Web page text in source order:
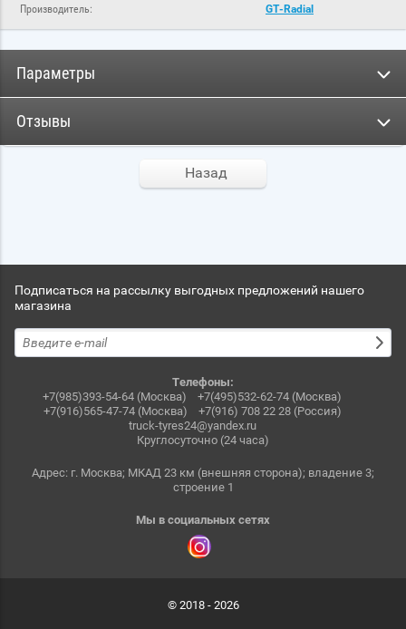
Производитель: GT-Radial
Параметры
Отзывы
Назад
Подписаться на рассылку выгодных предложений нашего
магазина
Телефоны:
+7(985)393-54-64 (Москва)
+7(495)532-62-74 (Москва)
+7(916)565-47-74 (Москва)
+7(916) 708 22 28 (Россия)
truck-tyres24@yandex.ru
Круглосуточно (24 часа)
Адрес: г. Москва; МКАД 23 км (внешняя сторона); владение 3;
строение 1
Мы в социальных сетях
© 2018 - 2026